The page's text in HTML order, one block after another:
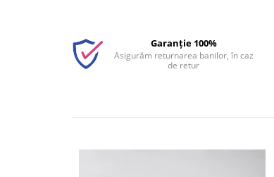
Garanție 100%
Asigurăm returnarea banilor, în caz
de retur